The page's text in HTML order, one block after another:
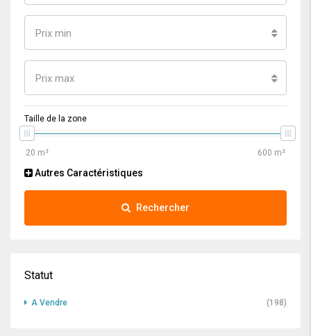
Prix min
Prix max
Taille de la zone
Autres Caractéristiques
Rechercher
Statut
A Vendre (198)